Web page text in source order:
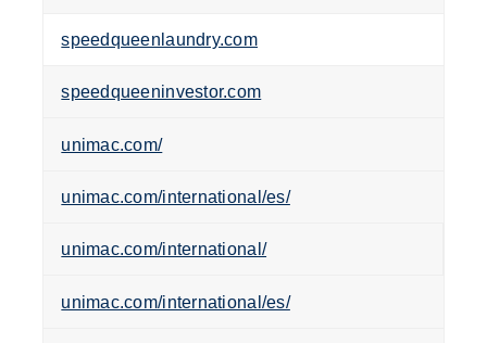
speedqueenlaundry.com
speedqueeninvestor.com
unimac.com/
unimac.com/international/es/
unimac.com/international/
unimac.com/international/es/